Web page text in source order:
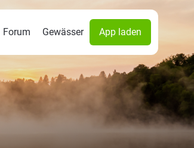
Forum Gewässer App laden